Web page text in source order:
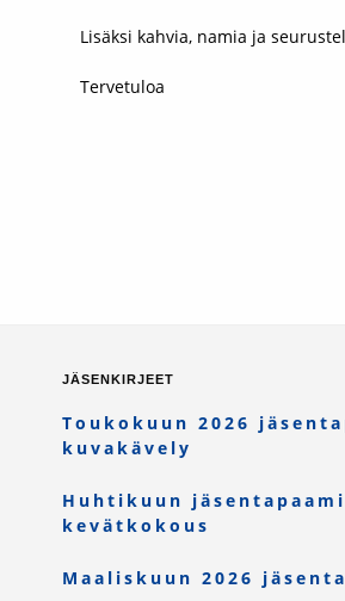
Lisäksi kahvia, namia ja
Tervetuloa
JÄSENKIRJEET
Toukokuun 2026
kuvakävely
Huhtikuun
kevätkokous
Maaliskuun 2026